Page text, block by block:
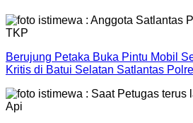
Berujung Petaka Buka Pintu Mobil
Kritis di Batui Selatan Satlantas